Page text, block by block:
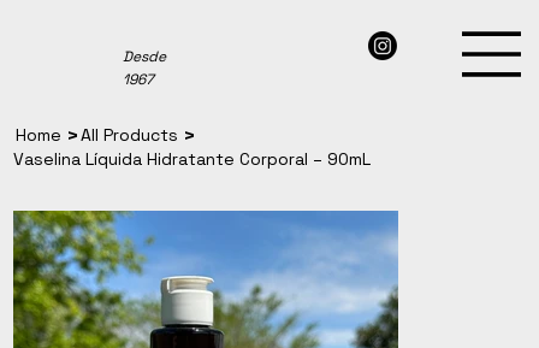
Desde
1967
Home >All Products >
Vaselina Líquida Hidratante Corporal – 90mL